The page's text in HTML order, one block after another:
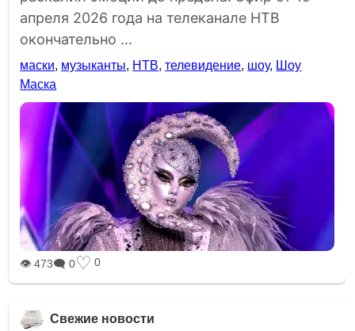
апреля 2026 года на телеканале НТВ
окончательно ...
маски, музыканты, НТВ,телевидение, шоу, Шоу
Маска
👁 473🗨 0♡ 0
Свежие новости